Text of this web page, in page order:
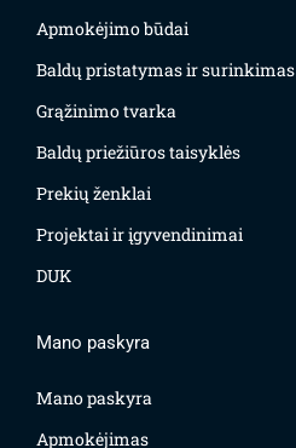
Apmokėjimo būdai
Baldų pristatymas ir surinkimas
Grąžinimo tvarka
Baldų priežiūros taisyklės
Prekių ženklai
Projektai ir įgyvendinimai
DUK
Mano paskyra
Mano paskyra
Apmokėjimas